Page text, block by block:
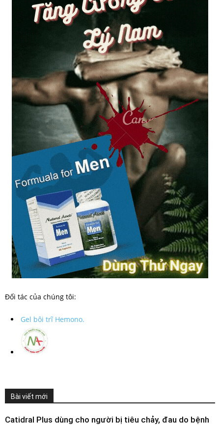
Đối tác của chúng tôi:
Gel bôi trĩ Hemono.
Bài viết mới
Catidral Plus dùng cho người bị tiêu chảy, đau do bệnh